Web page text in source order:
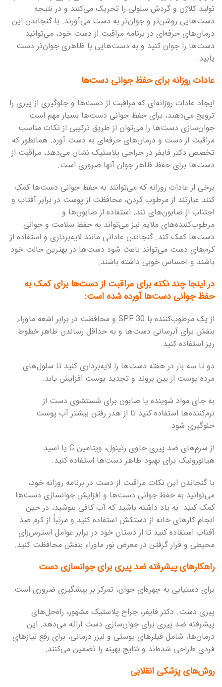
تولید کلاژن و گردش سلولی را تحریک می‌کنند و در نتیجه
دست‌هایی روشن‌تر و جوان‌تر به دست می‌آورند. با گنجاندن این
درمان‌های حرفه‌ای در برنامه مراقبت از دست خود، می‌توانید
دست‌ها را جوان کنید و به دست‌هایی با ظاهری جوان‌تر دست
یابید.
عادات روزانه برای حفظ جوانی دست‌ها
ایجاد عادات روزانه‌ای که مراقبت از دست‌ها و جلوگیری از پیری را
ترویج می‌دهند، برای حفظ جوانی دست‌ها بسیار مهم است.
جوان‌سازی دست‌ها را می‌توان از طریق ترکیبی از نکات مناسب
مراقبت از دست و درمان‌های حرفه‌ای به دست آورد. همانطور که
تخصص دکتر فایفر در جراحی پلاستیک نشان می‌دهد، مراقبت از
دست‌ها برای حفظ ظاهر جوان آنها ضروری است.
برخی از عادات روزانه که می‌توانند به حفظ جوانی دست‌ها کمک
کنند عبارتند از مرطوب کردن، محافظت از پوست در برابر آفتاب و
اجتناب از صابون‌های تند. استفاده از صابون‌ها و
مرطوب‌کننده‌های ملایم نیز می‌تواند به حفظ سلامت و جوانی
دست‌ها کمک کند. گنجاندن عاداتی مانند لایه‌برداری و استفاده از
کرم‌های دست می‌تواند باعث شود دست‌ها در بهترین حالت خود
باشند و احساس خوبی داشته باشند.
در اینجا چند نکته برای مراقبت از دست‌ها برای کمک به
حفظ جوانی دست‌ها آورده شده است:
از یک مرطوب‌کننده با SPF 30 و محافظت در برابر اشعه ماوراء
بنفش برای آبرسانی دست‌ها و به حداقل رساندن ظاهر خطوط
ریز استفاده کنید.
دو تا سه بار در هفته دست‌ها را لایه‌برداری کنید تا سلول‌های
مرده پوست از بین بروند و تجدید پوست افزایش یابد.
به جای مواد شوینده یا صابون برای شستشوی دست از
نرم‌کننده‌ها استفاده کنید تا از هدر رفتن بیشتر آب پوست
جلوگیری شود.
از سرم‌های ضد پیری حاوی رتینول، ویتامین C یا اسید
هیالورونیک برای بهبود ظاهر دست‌ها استفاده کنید.
با گنجاندن این نکات مراقبت از دست در برنامه روزانه خود،
می‌توانید به حفظ جوانی دست‌ها و افزایش جوانسازی دست‌ها
کمک کنید. به یاد داشته باشید که آب کافی بنوشید، در حین
انجام کارهای خانه از دستکش استفاده کنید و مرتباً از کرم ضد
آفتاب استفاده کنید تا از دستان خود در برابر عوامل استرس‌زای
محیطی و قرار گرفتن در معرض نور ماوراء بنفش محافظت کنید.
راهکارهای پیشرفته ضد پیری برای جوانسازی دست
برای دستیابی به چهره‌ای جوان، تمرکز بر پیشگیری ضروری است.
پیری دست. دکتر فایفر، جراح پلاستیک مشهور، راه‌حل‌های
پیشرفته ضد پیری برای جوان‌سازی دست ارائه می‌دهد. این
درمان‌ها، شامل فیلرهای پوستی و لیزر درمانی، برای رفع نیازهای
فردی طراحی شده‌اند و نتایج بهینه را تضمین می‌کنند.
روش‌های پزشکی انقلابی